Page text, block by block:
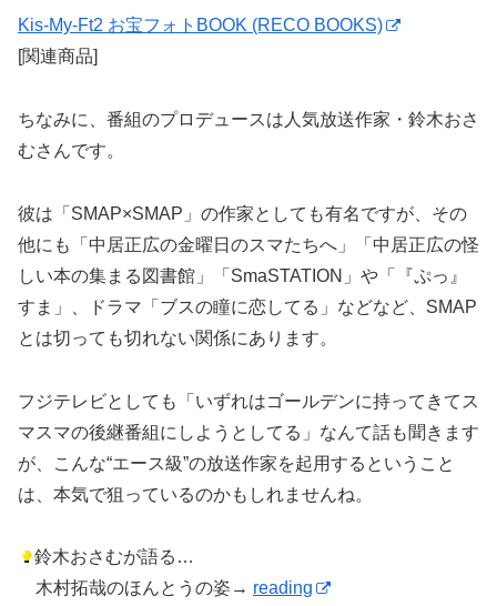
Kis-My-Ft2 お宝フォトBOOK (RECO BOOKS)
[関連商品]
ちなみに、番組のプロデュースは人気放送作家・鈴木おさ
むさんです。
彼は「SMAP×SMAP」の作家としても有名ですが、その
他にも「中居正広の金曜日のスマたちへ」「中居正広の怪
しい本の集まる図書館」「SmaSTATION」や「『ぷっ』
すま」、ドラマ「ブスの瞳に恋してる」などなど、SMAP
とは切っても切れない関係にあります。
フジテレビとしても「いずれはゴールデンに持ってきてス
マスマの後継番組にしようとしてる」なんて話も聞きます
が、こんな“エース級”の放送作家を起用するということ
は、本気で狙っているのかもしれませんね。
鈴木おさむが語る…
木村拓哉のほんとうの姿→ reading